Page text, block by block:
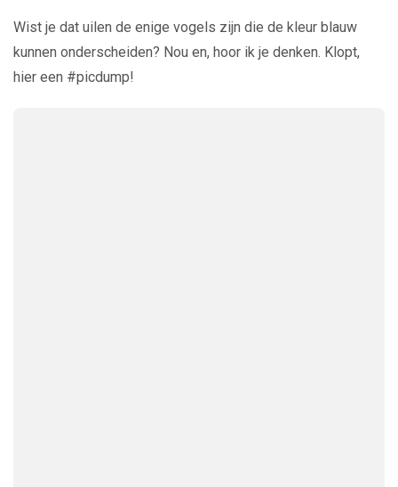
Wist je dat uilen de enige vogels zijn die de kleur blauw
kunnen onderscheiden? Nou en, hoor ik je denken. Klopt,
hier een #picdump!